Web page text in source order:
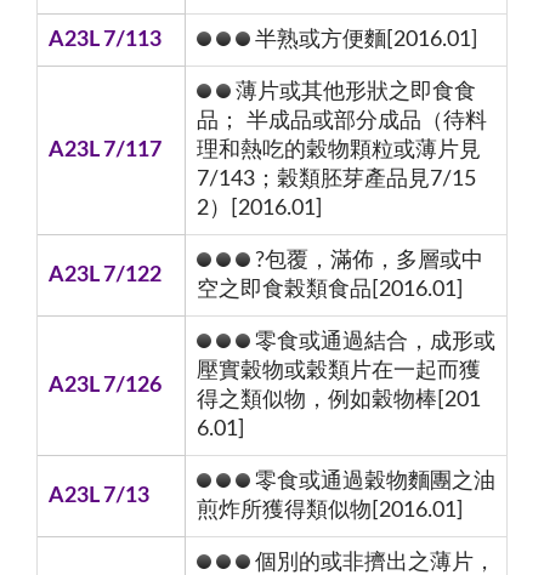
A23L 7/113 半熟或方便麵[2016.01]
A23L 7/117
薄片或其他形狀之即食食
品； 半成品或部分成品（待料
理和熱吃的穀物顆粒或薄片見
7/143；穀類胚芽產品見7/15
2）[2016.01]
A23L 7/122
?包覆，滿佈，多層或中
空之即食榖類食品[2016.01]
A23L 7/126
零食或通過結合，成形或
壓實穀物或穀類片在一起而獲
得之類似物，例如穀物棒[201
6.01]
A23L 7/13
零食或通過穀物麵團之油
煎炸所獲得類似物[2016.01]
個別的或非擠出之薄片，